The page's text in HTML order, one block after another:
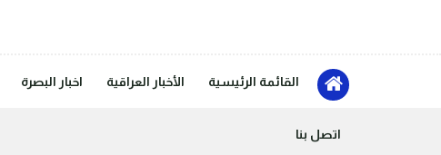
القائمة الرئيسية الأخبار العراقية اخبار البصرة
اتصل بنا